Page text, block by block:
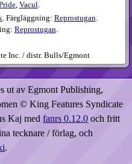
, Vacul.
. Färgläggning: Reprostugan
Reprostugan
Inc. / distr. Bulls/Egmont
ut av Egmont Publishing,
© King Features Syndicate
Kaj medfanrs 0.12.0 och fritt
tecknare / förlag, och
.